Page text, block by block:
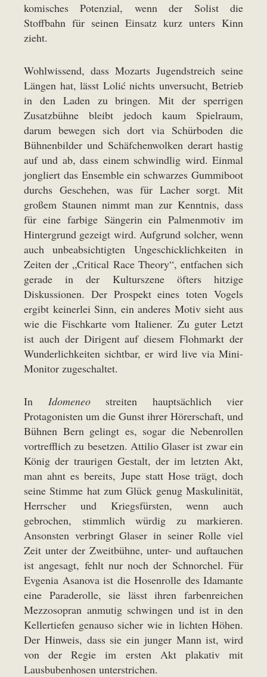
komisches Potenzial, wenn der Solist die
Stoffbahn für seinen Einsatz kurz unters Kinn
zieht.
Wohlwissend, dass Mozarts Jugendstreich seine
Längen hat, lässt Lolić nichts unversucht, Betrieb
in den Laden zu bringen. Mit der sperrigen
Zusatzbühne bleibt jedoch kaum Spielraum,
darum bewegen sich dort via Schürboden die
Bühnenbilder und Schäfchenwolken derart hastig
auf und ab, dass einem schwindlig wird. Einmal
jongliert das Ensemble ein schwarzes Gummiboot
durchs Geschehen, was für Lacher sorgt. Mit
großem Staunen nimmt man zur Kenntnis, dass
für eine farbige Sängerin ein Palmenmotiv im
Hintergrund gezeigt wird. Aufgrund solcher, wenn
auch unbeabsichtigten Ungeschicklichkeiten in
Zeiten der „Critical Race Theory“, entfachen sich
gerade in der Kulturszene öfters hitzige
Diskussionen. Der Prospekt eines toten Vogels
ergibt keinerlei Sinn, ein anderes Motiv sieht aus
wie die Fischkarte vom Italiener. Zu guter Letzt
ist auch der Dirigent auf diesem Flohmarkt der
Wunderlichkeiten sichtbar, er wird live via Mini-
Monitor zugeschaltet.
In Idomeneostreiten hauptsächlich vier
Protagonisten um die Gunst ihrer Hörerschaft, und
Bühnen Bern gelingt es, sogar die Nebenrollen
vortrefflich zu besetzen. Attilio Glaser ist zwar ein
König der traurigen Gestalt, der im letzten Akt,
man ahnt es bereits, Jupe statt Hose trägt, doch
seine Stimme hat zum Glück genug Maskulinität,
Herrscher und Kriegsfürsten, wenn auch
gebrochen, stimmlich würdig zu markieren.
Ansonsten verbringt Glaser in seiner Rolle viel
Zeit unter der Zweitbühne, unter- und auftauchen
ist angesagt, fehlt nur noch der Schnorchel. Für
Evgenia Asanova ist die Hosenrolle des Idamante
eine Paraderolle, sie lässt ihren farbenreichen
Mezzosopran anmutig schwingen und ist in den
Kellertiefen genauso sicher wie in lichten Höhen.
Der Hinweis, dass sie ein junger Mann ist, wird
von der Regie im ersten Akt plakativ mit
Lausbubenhosen unterstrichen.